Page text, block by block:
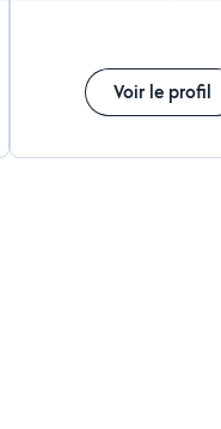
Voir le profil